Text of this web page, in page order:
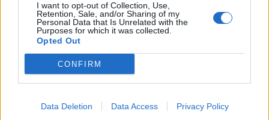
I want to opt-out of Collection, Use,
Retention, Sale, and/or Sharing of my
Personal Data that Is Unrelated with the
Purposes for which it was collected.
Opted Out
CONFIRM
Data Deletion Data Access Privacy Policy
Signaler une erreur